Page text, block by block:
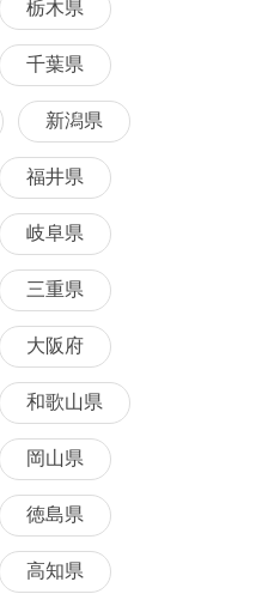
栃木県
千葉県
新潟県
福井県
岐阜県
三重県
大阪府
和歌山県
岡山県
徳島県
高知県